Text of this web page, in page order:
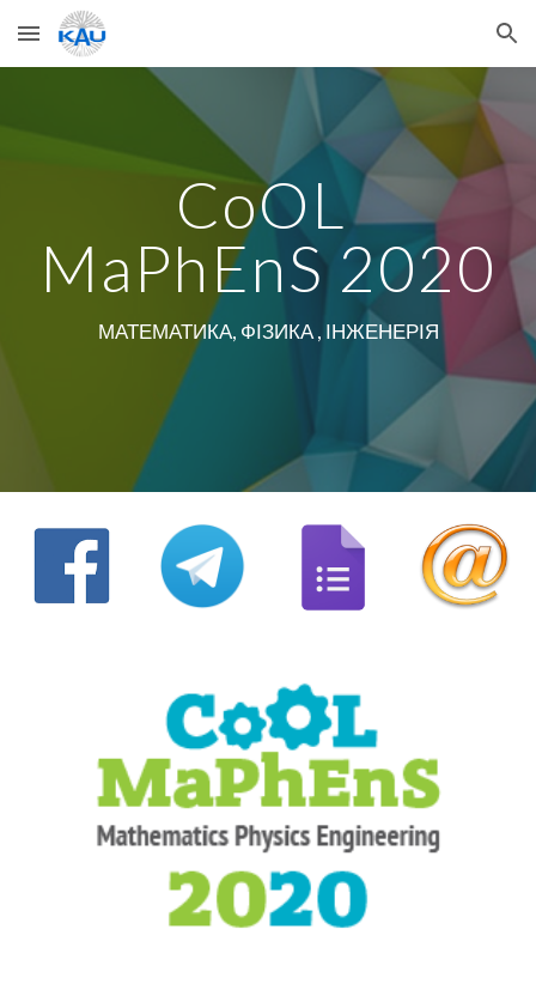
Skip to main content Skip to navigation
CoOL
MaPhEnS 2020
МАТЕМАТИКА, ФІЗИКА , ІНЖЕНЕРІЯ